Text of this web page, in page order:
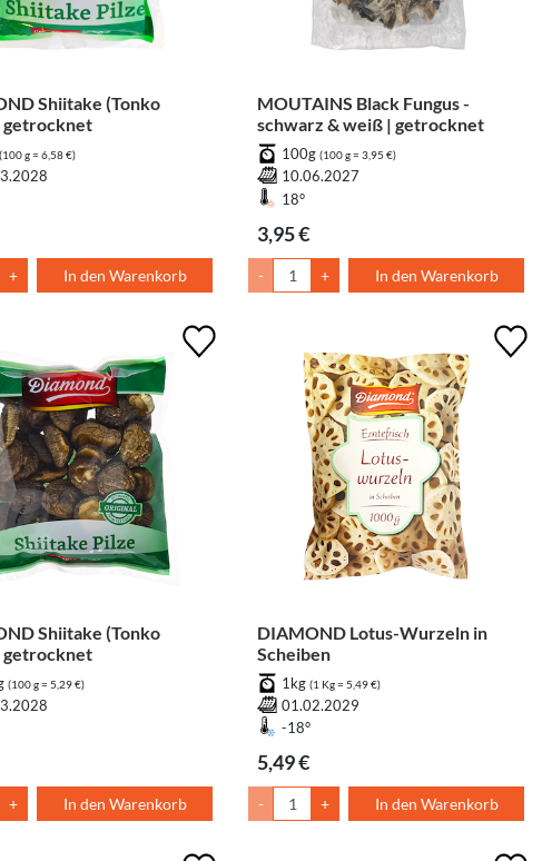
Shiitake (Tonko
getrocknet
(100 g = 6,58 €)
+ In den Warenkorb
MOUTAINS Black Fungus -
schwarz & weiß | getrocknet
100g (100 g = 3,95 €)
10.06.2027
18°
3,95 €
- + In den Warenkorb
Shiitake (Tonko
getrocknet
(100 g = 5,29 €)
+ In den Warenkorb
DIAMOND Lotus-Wurzeln in
Scheiben
1kg (1 Kg = 5,49 €)
01.02.2029
-18°
5,49 €
- + In den Warenkorb